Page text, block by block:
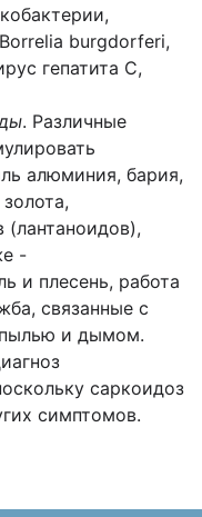
burgdorferi,
гепатита С,
. Различные
алюминия, бария,
(лантаноидов),
-
и плесень, работа
связанные с
и дымом.
саркоидоз
симптомов.